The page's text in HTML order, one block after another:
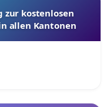
zur kostenlosen
allen Kantonen